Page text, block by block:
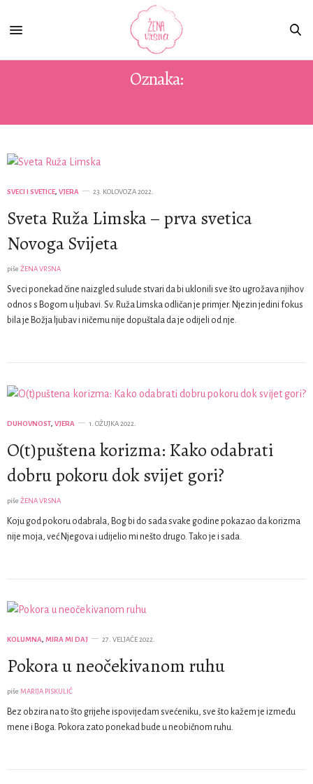
Oznaka:
SVECI I SVETICE, VJERA 23. KOLOVOZA 2022.
Sveta Ruža Limska – prva svetica
Novoga Svijeta
piše ŽENA VRSNA
Sveci ponekad čine naizgled sulude stvari da bi uklonili sve što ugrožava njihov
odnos s Bogom u ljubavi. Sv. Ruža Limska odličan je primjer. Njezin jedini fokus
bila je Božja ljubav i ničemu nije dopuštala da je odijeli od nje.
DUHOVNOST, VJERA 1. OŽUJKA 2022.
O(t)puštena korizma: Kako odabrati
dobru pokoru dok svijet gori?
piše ŽENA VRSNA
Koju god pokoru odabrala, Bog bi do sada svake godine pokazao da korizma
nije moja, već Njegova i udijelio mi nešto drugo. Tako je i sada.
KOLUMNA, MIRA MI DAJ 27. VELJAČE 2022.
Pokora u neočekivanom ruhu
piše MARIJA PISKULIĆ
Bez obzira na to što grijehe ispovijedam svećeniku, sve što kažem je između
mene i Boga. Pokora zato ponekad bude u neobičnom ruhu.